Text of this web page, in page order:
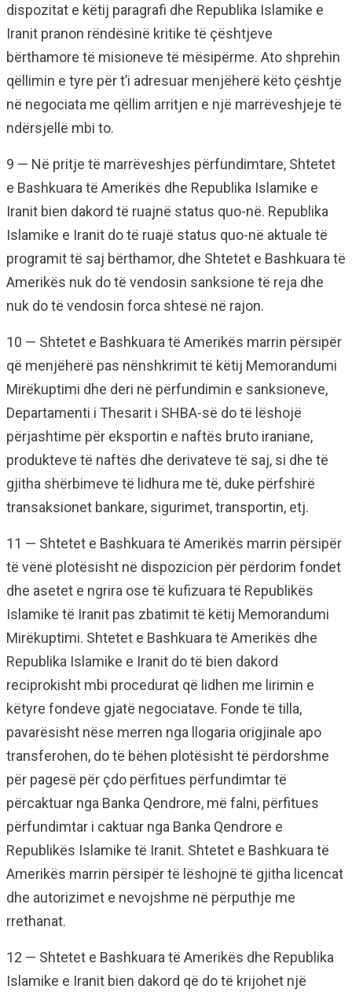
dispozitat e këtij paragrafi dhe Republika Islamike e
Iranit pranon rëndësinë kritike të çështjeve
bërthamore të misioneve të mësipërme. Ato shprehin
qëllimin e tyre për t’i adresuar menjëherë këto çështje
në negociata me qëllim arritjen e një marrëveshjeje të
ndërsjellë mbi to.
9 — Në pritje të marrëveshjes përfundimtare, Shtetet
e Bashkuara të Amerikës dhe Republika Islamike e
Iranit bien dakord të ruajnë status quo-në. Republika
Islamike e Iranit do të ruajë status quo-në aktuale të
programit të saj bërthamor, dhe Shtetet e Bashkuara të
Amerikës nuk do të vendosin sanksione të reja dhe
nuk do të vendosin forca shtesë në rajon.
10 — Shtetet e Bashkuara të Amerikës marrin përsipër
që menjëherë pas nënshkrimit të këtij Memorandumi
Mirëkuptimi dhe deri në përfundimin e sanksioneve,
Departamenti i Thesarit i SHBA-së do të lëshojë
përjashtime për eksportin e naftës bruto iraniane,
produkteve të naftës dhe derivateve të saj, si dhe të
gjitha shërbimeve të lidhura me të, duke përfshirë
transaksionet bankare, sigurimet, transportin, etj.
11 — Shtetet e Bashkuara të Amerikës marrin përsipër
të vënë plotësisht në dispozicion për përdorim fondet
dhe asetet e ngrira ose të kufizuara të Republikës
Islamike të Iranit pas zbatimit të këtij Memorandumi
Mirëkuptimi. Shtetet e Bashkuara të Amerikës dhe
Republika Islamike e Iranit do të bien dakord
reciprokisht mbi procedurat që lidhen me lirimin e
këtyre fondeve gjatë negociatave. Fonde të tilla,
pavarësisht nëse merren nga llogaria origjinale apo
transferohen, do të bëhen plotësisht të përdorshme
për pagesë për çdo përfitues përfundimtar të
përcaktuar nga Banka Qendrore, më falni, përfitues
përfundimtar i caktuar nga Banka Qendrore e
Republikës Islamike të Iranit. Shtetet e Bashkuara të
Amerikës marrin përsipër të lëshojnë të gjitha licencat
dhe autorizimet e nevojshme në përputhje me
rrethanat.
12 — Shtetet e Bashkuara të Amerikës dhe Republika
Islamike e Iranit bien dakord që do të krijohet një